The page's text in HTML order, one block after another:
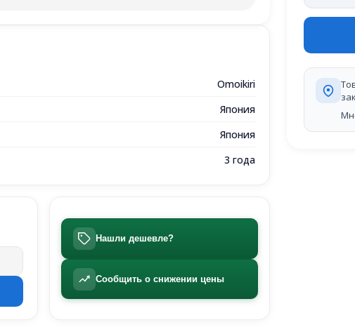
Omoikiri
Япония
Япония
3 года
Нашли дешевле?
Сообщить о снижении цены